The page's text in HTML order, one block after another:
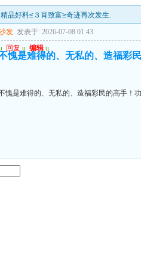
品好料≤３肖致富≥奇迹再次发生.
发 发表于: 2026-07-08 01:43
回复 u 编辑 u
愧是难得的、无私的、造福彩
愧是难得的、无私的、造福彩民的高手！